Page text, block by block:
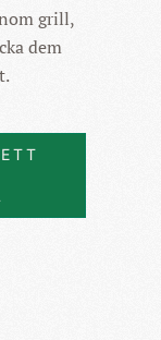
grill,
dem